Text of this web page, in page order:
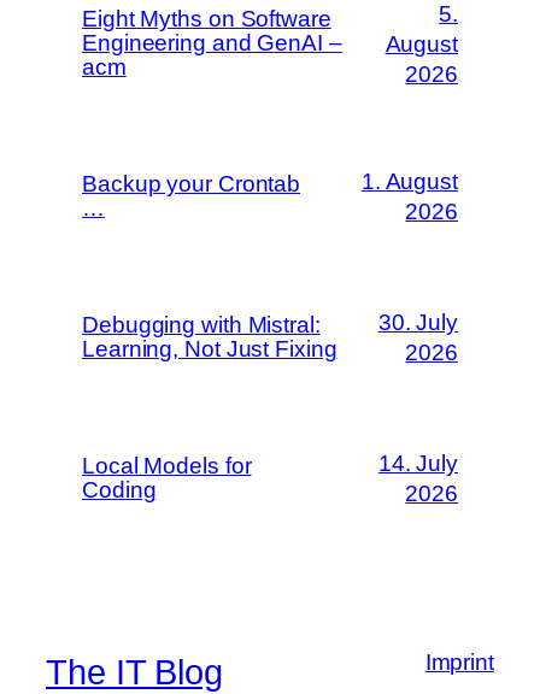
Eight Myths on Software
Engineering and GenAI –
acm
5.
August
2026
Backup your Crontab
…
1. August
2026
Debugging with Mistral:
Learning, Not Just Fixing
30. July
2026
Local Models for
Coding
14. July
2026
The IT Blog Imprint